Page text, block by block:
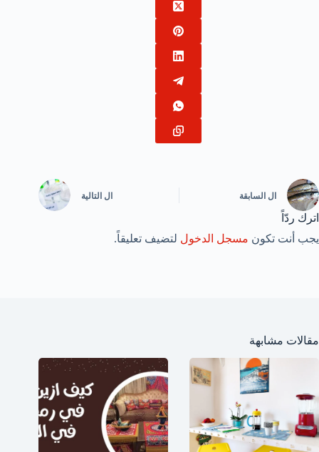
ال السابقة ال التالية
اترك ردّاً
يجب أنت تكون مسجل الدخول لتضيف تعليقاً.
مقالات مشابهة